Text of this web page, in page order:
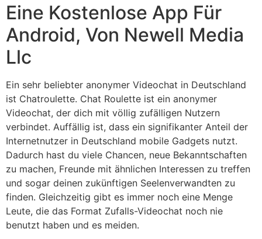
Eine Kostenlose App Für
Android, Von Newell Media
Llc
Ein sehr beliebter anonymer Videochat in Deutschland
ist Chatroulette. Chat Roulette ist ein anonymer
Videochat, der dich mit völlig zufälligen Nutzern
verbindet. Auffällig ist, dass ein signifikanter Anteil der
Internetnutzer in Deutschland mobile Gadgets nutzt.
Dadurch hast du viele Chancen, neue Bekanntschaften
zu machen, Freunde mit ähnlichen Interessen zu treffen
und sogar deinen zukünftigen Seelenverwandten zu
finden. Gleichzeitig gibt es immer noch eine Menge
Leute, die das Format Zufalls-Videochat noch nie
benutzt haben und es meiden.